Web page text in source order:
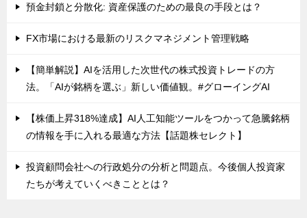
預金封鎖と分散化: 資産保護のための最良の手段とは？
FX市場における最新のリスクマネジメント管理戦略
【簡単解説】AIを活用した次世代の株式投資トレードの方
法。「AIが銘柄を選ぶ」新しい価値観。#グローイングAI
【株価上昇318%達成】AI人工知能ツールをつかって急騰銘柄
の情報を手に入れる最適な方法【話題株セレクト】
投資顧問会社への行政処分の分析と問題点。今後個人投資家
たちが考えていくべきこととは？